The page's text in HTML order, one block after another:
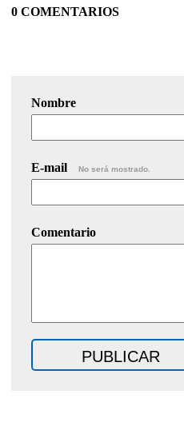
0 COMENTARIOS
Nombre
E-mail No será mostrado.
Comentario